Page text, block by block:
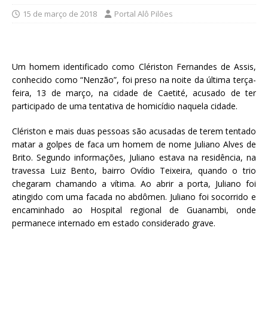
15 de março de 2018 Portal Alô Pilões
Um homem identificado como Clériston Fernandes de Assis,
conhecido como “Nenzão”, foi preso na noite da última terça-
feira, 13 de março, na cidade de Caetité, acusado de ter
participado de uma tentativa de homicídio naquela cidade.
Clériston e mais duas pessoas são acusadas de terem tentado
matar a golpes de faca um homem de nome Juliano Alves de
Brito. Segundo informações, Juliano estava na residência, na
travessa Luiz Bento, bairro Ovídio Teixeira, quando o trio
chegaram chamando a vítima. Ao abrir a porta, Juliano foi
atingido com uma facada no abdômen. Juliano foi socorrido e
encaminhado ao Hospital regional de Guanambi, onde
permanece internado em estado considerado grave.